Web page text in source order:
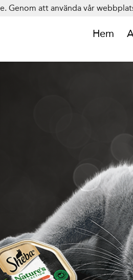
Hem
Genom att använda vår